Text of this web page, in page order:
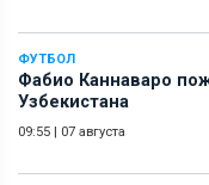
ФУТБОЛ
Фабио Каннаваро
Узбекистана
09:55 | 07 августа